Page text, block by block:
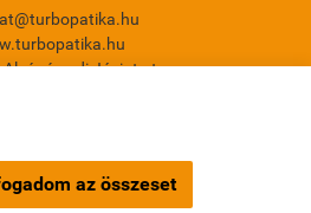
az összeset
Jácint utca